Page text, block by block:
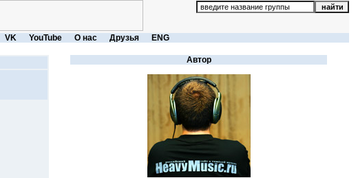
VK YouTube О нас Друзья ENG
Автор